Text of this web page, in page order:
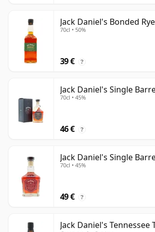
Jack Daniel's Bonded Rye
70cl • 50%
39 € ?
Jack Daniel's Single
70cl • 45%
46 € ?
Jack Daniel's Single
70cl • 45%
49 € ?
Jack Daniel's Tennessee